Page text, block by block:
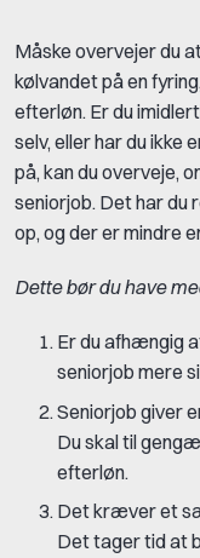
Måske overvejer du
kølvandet på en
efterløn. Er du
selv, eller har du ikke
på, kan du overveje,
seniorjob. Det har du
op, og der er mindre
Dette bør du have
Er du afhængig
seniorjob mere
Seniorjob giver
Du skal til
efterløn.
Det kræver et
Det tager tid at